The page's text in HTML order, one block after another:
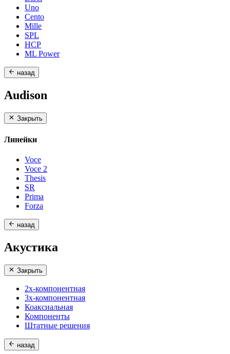
Uno
Cento
Mille
SPL
HCP
ML Power
назад
Audison
Закрыть
Линейки
Voce
Voce 2
Thesis
SR
Prima
Forza
назад
Акустика
Закрыть
2х-компонентная
3х-компонентная
Коаксиальная
Компоненты
Штатные решения
назад